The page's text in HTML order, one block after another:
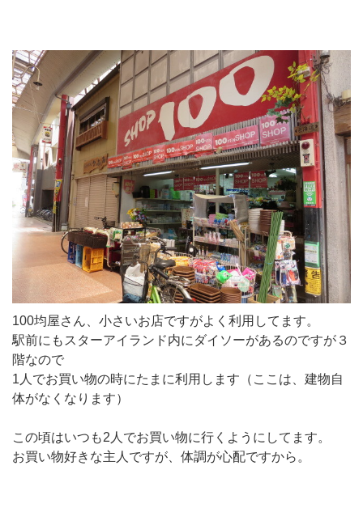
100均屋さん、小さいお店ですがよく利用してます。
駅前にもスターアイランド内にダイソーがあるのですが３
階なので
1人でお買い物の時にたまに利用します（ここは、建物自
体がなくなります）
この頃はいつも2人でお買い物に行くようにしてます。
お買い物好きな主人ですが、体調が心配ですから。